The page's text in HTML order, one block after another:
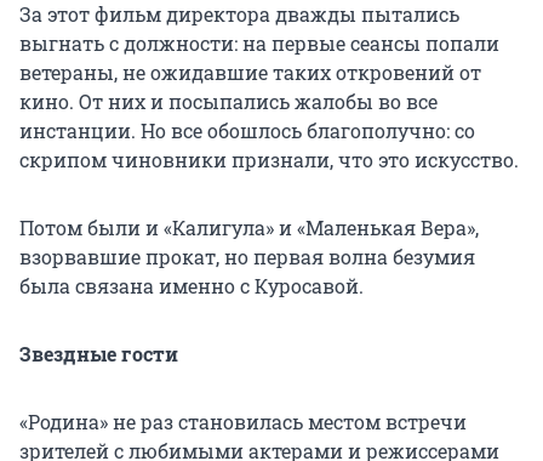
За этот фильм директора дважды пытались
выгнать с должности: на первые сеансы попали
ветераны, не ожидавшие таких откровений от
кино. От них и посыпались жалобы во все
инстанции. Но все обошлось благополучно: со
скрипом чиновники признали, что это искусство.
Потом были и «Калигула» и «Маленькая Вера»,
взорвавшие прокат, но первая волна безумия
была связана именно с Куросавой.
Звездные гости
«Родина» не раз становилась местом встречи
зрителей с любимыми актерами и режиссерами